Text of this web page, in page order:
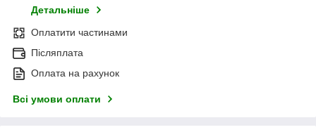
Детальніше
Оплатити частинами
Післяплата
Оплата на рахунок
Всі умови оплати